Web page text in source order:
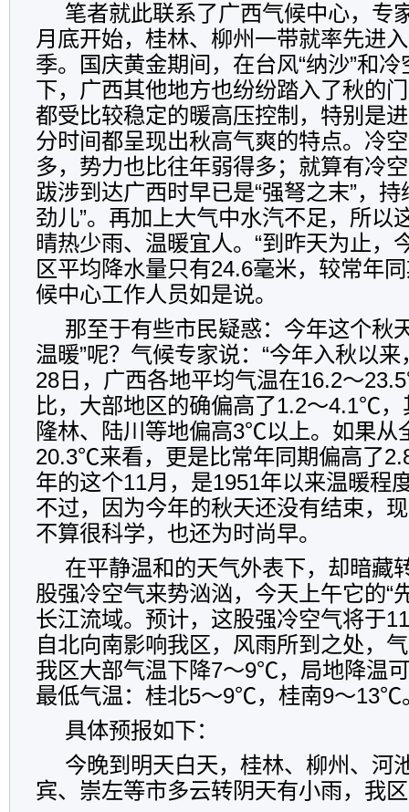
笔者就此联系了广西气候中心，专
月底开始，桂林、柳州一带就率先进
季。国庆黄金期间，在台风“纳沙”和
下，广西其他地方也纷纷踏入了秋的
都受比较稳定的暖高压控制，特别是
分时间都呈现出秋高气爽的特点。冷
多，势力也比往年弱得多；就算有冷
跋涉到达广西时早已是“强弩之末”，
劲儿”。再加上大气中水汽不足，所以
晴热少雨、温暖宜人。“到昨天为止，
区平均降水量只有24.6毫米，较常年
候中心工作人员如是说。
那至于有些市民疑惑：今年这个秋
温暖”呢？气候专家说：“今年入秋以
28日，广西各地平均气温在16.2～
比，大部地区的确偏高了1.2～4.1℃
隆林、陆川等地偏高3℃以上。如果从
20.3℃来看，更是比常年同期偏高了
年的这个11月，是1951年以来温暖程
不过，因为今年的秋天还没有结束，
不算很科学，也还为时尚早。
在平静温和的天气外表下，却暗藏
股强冷空气来势汹汹，今天上午它的“
长江流域。预计，这股强冷空气将于
自北向南影响我区，风雨所到之处，
我区大部气温下降7～9℃，局地降温
最低气温：桂北5～9℃，桂南9～13℃
具体预报如下：
今晚到明天白天，桂林、柳州、河
宾、崇左等市多云转阴天有小雨，我